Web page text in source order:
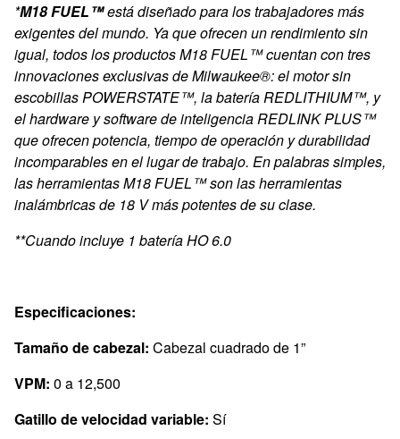
*M18 FUEL™está diseñado para los trabajadores más
exigentes del mundo. Ya que ofrecen un rendimiento sin
igual, todos los productos M18 FUEL™ cuentan con tres
innovaciones exclusivas de Milwaukee®: el motor sin
escobillas POWERSTATE™, la batería REDLITHIUM™, y
el hardware y software de inteligencia REDLINK PLUS™
que ofrecen potencia, tiempo de operación y durabilidad
incomparables en el lugar de trabajo. En palabras simples,
las herramientas M18 FUEL™ son las herramientas
inalámbricas de 18 V más potentes de su clase.
**Cuando incluye 1 batería HO 6.0
Especificaciones:
Tamaño de cabezal: Cabezal cuadrado de 1”
VPM: 0 a 12,500
Gatillo de velocidad variable: Sí